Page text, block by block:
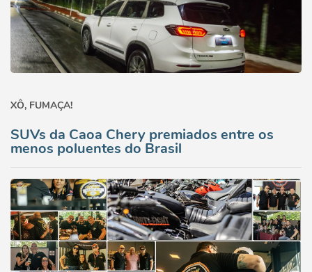
XÔ, FUMAÇA!
SUVs da Caoa Chery premiados entre os
menos poluentes do Brasil